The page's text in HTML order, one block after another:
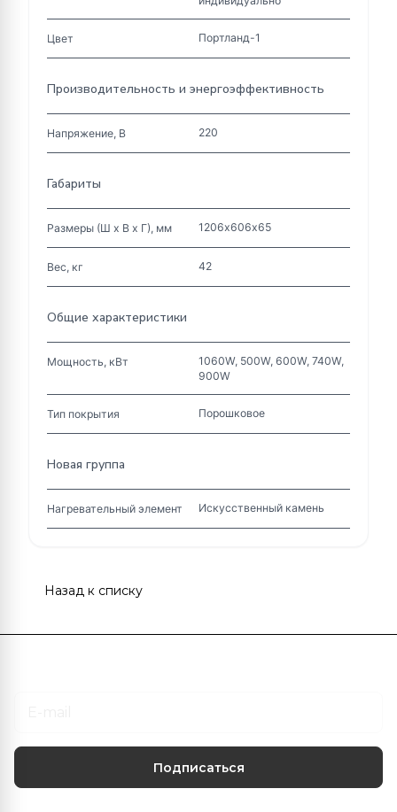
Цвет Портланд-1
Производительность и энергоэффективность
Напряжение, В 220
Габариты
Размеры (Ш х В х Г), мм 1206х606х65
Вес, кг 42
Общие характеристики
Мощность, кВт
1060W, 500W, 600W, 740W,
900W
Тип покрытия Порошковое
Новая группа
Нагревательный элемент Искусственный камень
Назад к списку
Подписаться